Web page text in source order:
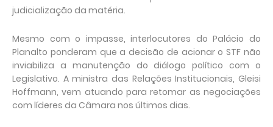
judicialização da matéria.
Mesmo com o impasse, interlocutores do Palácio do
Planalto ponderam que a decisão de acionar o STF não
inviabiliza a manutenção do diálogo político com o
Legislativo. A ministra das Relações Institucionais, Gleisi
Hoffmann, vem atuando para retomar as negociações
com líderes da Câmara nos últimos dias.